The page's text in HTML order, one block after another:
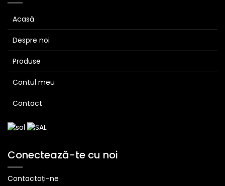
Acasă
Despre noi
Produse
Contul meu
Contact
Conectează-te cu noi
Contactați-ne